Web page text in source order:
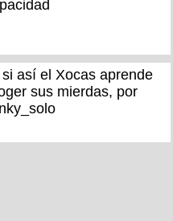
así el Xocas aprende
sus mierdas, por